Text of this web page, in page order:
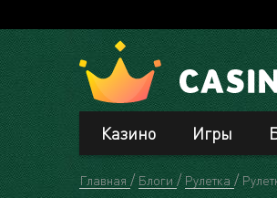
Казино Игры
Главная Блоги Рулетка